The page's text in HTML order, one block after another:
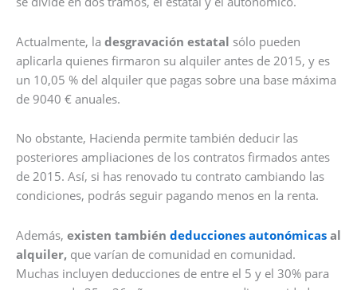
Actualmente, la desgravación estatal sólo pueden
aplicarla quienes firmaron su alquiler antes de 2015, y es
un 10,05 % del alquiler que pagas sobre una base máxima
de 9040 € anuales.
No obstante, Hacienda permite también deducir las
posteriores ampliaciones de los contratos firmados antes
de 2015. Así, si has renovado tu contrato cambiando las
condiciones, podrás seguir pagando menos en la renta.
Además, existen también deducciones autonómicas al
alquiler, que varían de comunidad en comunidad.
Muchas incluyen deducciones de entre el 5 y el 30% para